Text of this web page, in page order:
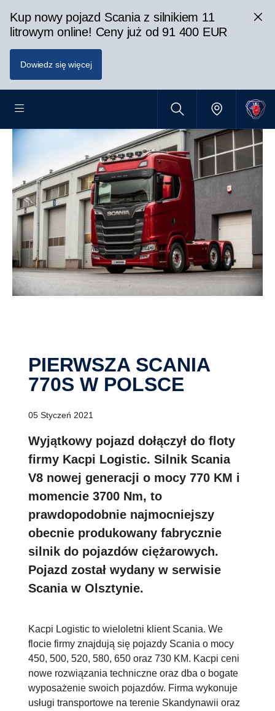
Kup nowy pojazd Scania z silnikiem 11
litrowym online! Ceny już od 91 400 EUR
Dowiedz się więcej
PIERWSZA SCANIA
770S W POLSCE
05 Styczeń 2021
Wyjątkowy pojazd dołączył do floty
firmy Kacpi Logistic. Silnik Scania
V8 nowej generacji o mocy 770 KM i
momencie 3700 Nm, to
prawdopodobnie najmocniejszy
obecnie produkowany fabrycznie
silnik do pojazdów ciężarowych.
Pojazd został wydany w serwisie
Scania w Olsztynie.
Kacpi Logistic to wieloletni klient Scania. We
flocie firmy znajdują się pojazdy Scania o mocy
450, 500, 520, 580, 650 oraz 730 KM. Kacpi ceni
nowe rozwiązania techniczne oraz dba o bogate
wyposażenie swoich pojazdów. Firma wykonuje
usługi transportowe na terenie Skandynawii oraz